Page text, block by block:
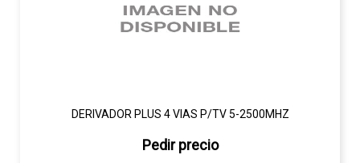
DERIVADOR PLUS 4 VIAS P/TV 5-2500MHZ
Pedir precio